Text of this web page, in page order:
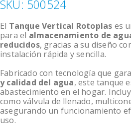
SKU: 500524
El Tanque Vertical Rotoplas es
para el almacenamiento de
reducidos, gracias a su diseño
instalación rápida y sencilla.
Fabricado con tecnología que
y calidad del agua, este tanque
abastecimiento en el hogar.
como válvula de llenado,
asegurando un funcionamiento
uso.